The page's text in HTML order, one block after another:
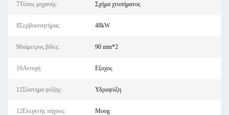
7Τύπος μηχανής: Σχήμα χτυπήματος
8Σερβοκινητήρας: 48kW
9διάμετρος βίδες: 90 mm*2
10Αντοχή: Εξοχος
11Σύστημα ψύξης: Υδροψύξη
12Ελεγκτής πάχους: Moog